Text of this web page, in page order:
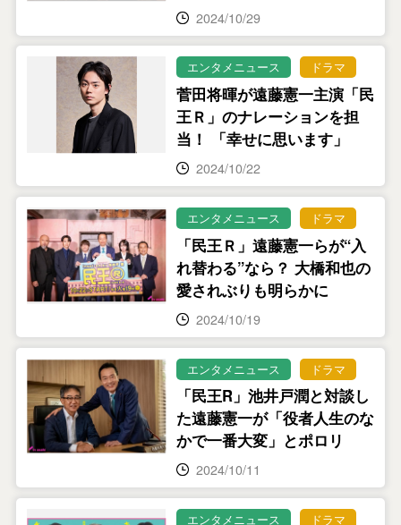
2024/10/29
エンタメニュース ドラマ
菅田将暉が遠藤憲一主演「民
王Ｒ」のナレーションを担
当！ 「幸せに思います」
2024/10/22
エンタメニュース ドラマ
「民王Ｒ」遠藤憲一らが“入
れ替わる”なら？ 大橋和也の
愛されぶりも明らかに
2024/10/19
エンタメニュース ドラマ
「民王R」池井戸潤と対談し
た遠藤憲一が「役者人生のな
かで一番大変」とポロリ
2024/10/11
エンタメニュース ドラマ